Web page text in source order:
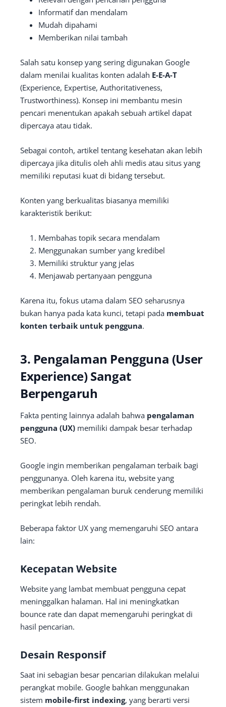
Informatif dan mendalam
Mudah dipahami
Memberikan nilai tambah
Salah satu konsep yang sering digunakan Google
dalam menilai kualitas konten adalah E-E-A-T
(Experience, Expertise, Authoritativeness,
Trustworthiness). Konsep ini membantu mesin
pencari menentukan apakah sebuah artikel dapat
dipercaya atau tidak.
Sebagai contoh, artikel tentang kesehatan akan lebih
dipercaya jika ditulis oleh ahli medis atau situs yang
memiliki reputasi kuat di bidang tersebut.
Konten yang berkualitas biasanya memiliki
karakteristik berikut:
Membahas topik secara mendalam
Menggunakan sumber yang kredibel
Memiliki struktur yang jelas
Menjawab pertanyaan pengguna
Karena itu, fokus utama dalam SEO seharusnya
bukan hanya pada kata kunci, tetapi pada membuat
konten terbaik untuk pengguna.
3. Pengalaman Pengguna (User
Experience) Sangat
Berpengaruh
Fakta penting lainnya adalah bahwa pengalaman
pengguna (UX) memiliki dampak besar terhadap
SEO.
Google ingin memberikan pengalaman terbaik bagi
penggunanya. Oleh karena itu, website yang
memberikan pengalaman buruk cenderung memiliki
peringkat lebih rendah.
Beberapa faktor UX yang memengaruhi SEO antara
lain:
Kecepatan Website
Website yang lambat membuat pengguna cepat
meninggalkan halaman. Hal ini meningkatkan
bounce rate dan dapat memengaruhi peringkat di
hasil pencarian.
Desain Responsif
Saat ini sebagian besar pencarian dilakukan melalui
perangkat mobile. Google bahkan menggunakan
sistem mobile-first indexing, yang berarti versi